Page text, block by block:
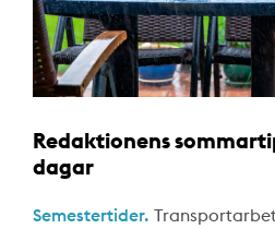
Redaktionens
dagar
Semestertider.